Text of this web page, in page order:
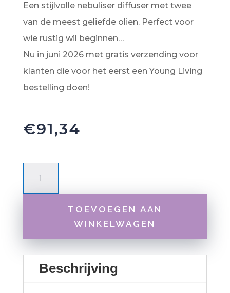
Een stijlvolle nebuliser diffuser met twee
van de meest geliefde olien. Perfect voor
wie rustig wil beginnen…
Nu in juni 2026 met gratis verzending voor
klanten die voor het eerst een Young Living
bestelling doen!
€91,34
TOEVOEGEN AAN
WINKELWAGEN
Beschrijving